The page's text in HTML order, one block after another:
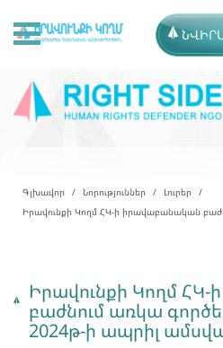
Գլխավոր Նորություններ
Լուրեր
Իրավունքի Կողմ ՀԿ-ի իրավաբանական
Իրավունքի Կողմ
բաժնում առկա
2024թ-ի ապրիլ